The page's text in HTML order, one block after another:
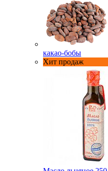
какао-бобы
Хит продаж